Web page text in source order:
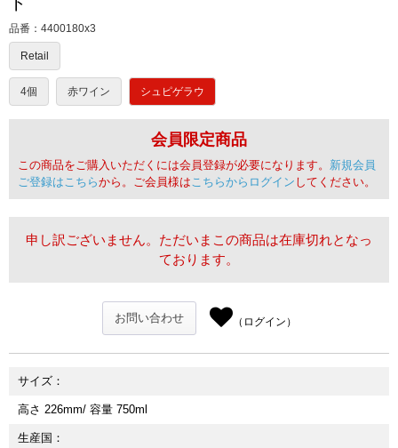
品番： 4400180x3
Retail
4個 赤ワイン シュピゲラウ
会員限定商品
この商品をご購入いただくには会員登録が必要になります。 新規会員
ご登録はこちらから。ご会員様は こちらからログイン してください。
申し訳ございません。ただいまこの商品は在庫切れとなっ
ております。
お問い合わせ （ログイン）
サイズ
高さ 226mm/ 容量 750ml
生産国